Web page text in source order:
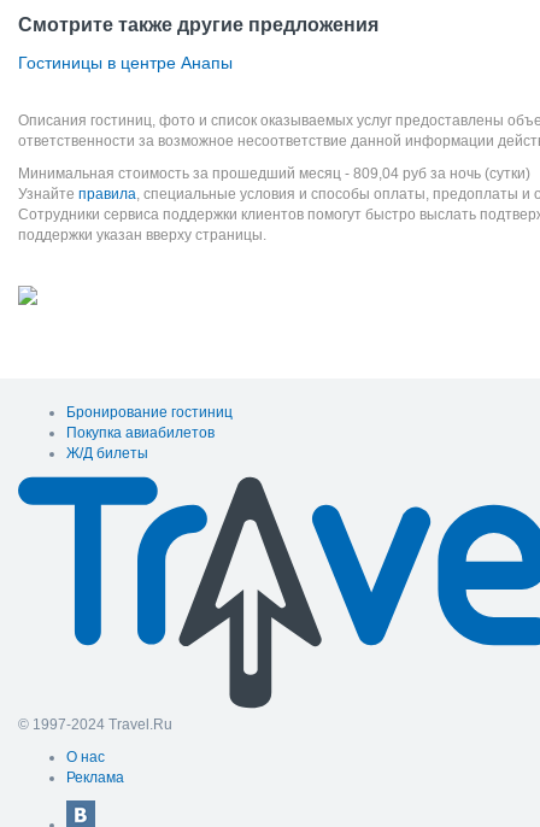
Смотрите также другие предложения
Гостиницы в центре Анапы
Описания гостиниц, фото и список оказываемых услуг предоставлены
ответственности за возможное несоответствие данной информации
Минимальная стоимость за прошедший месяц - 809,04 руб за ночь (сутки)
Узнайте правила, специальные условия и способы оплаты, предоплаты и
Сотрудники сервиса поддержки клиентов помогут быстро выслать
поддержки указан вверху страницы.
Бронирование гостиниц
Покупка авиабилетов
Ж/Д билеты
© 1997-2024 Travel.Ru
О нас
Реклама